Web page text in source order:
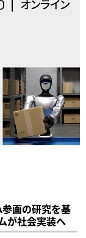
画の研究を基
が社会実装へ